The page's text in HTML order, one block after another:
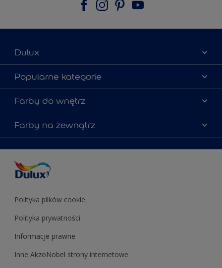
Dulux
Materiały marketingowe
Mapa strony
Kontakt
Zgodność kolorów
Popularne kategorie
Kolory farb
Porady ekspertów
Zainspiruj się
Znajdź sklep
Farby do wnętrz
Farby do ścian
Farby uniwersalne
Podkłady i grunty
Testery farb
Farby do sufitów
Farby na zewnątrz
Farby uniwersalne
Podkłady i grunty
Polityka plików cookie
Polityka prywatności
Informacje prawne
Inne AkzoNobel strony internetowe